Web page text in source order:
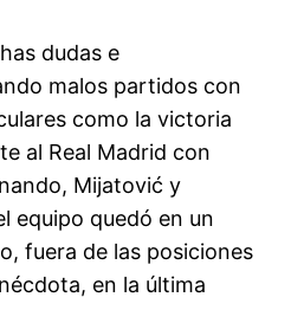
dudas e
malos partidos con
como la victoria
al Real Madrid con
Mijatović y
equipo quedó en un
fuera de las posiciones
en la última